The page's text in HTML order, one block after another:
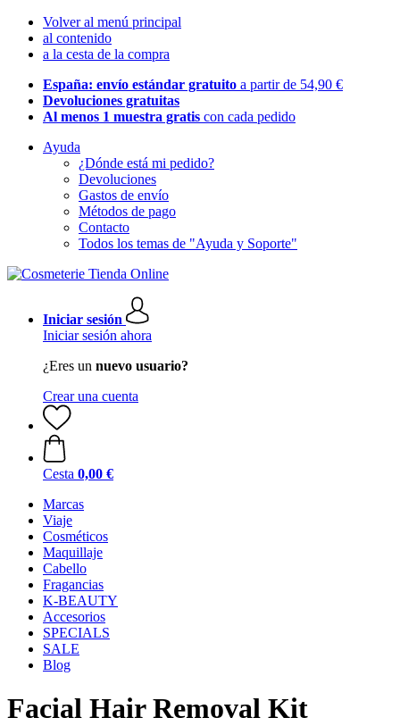
Volver al menú principal
al contenido
a la cesta de la compra
España: envío estándar gratuito a partir de 54,90 €
Devoluciones gratuitas
Al menos 1 muestra gratis con cada pedido
Ayuda
¿Dónde está mi pedido?
Devoluciones
Gastos de envío
Métodos de pago
Contacto
Todos los temas de "Ayuda y Soporte"
Iniciar sesión
Iniciar sesión ahora
¿Eres un nuevo usuario?
Crear una cuenta
Cesta 0,00 €
Marcas
Viaje
Cosméticos
Maquillaje
Cabello
Fragancias
K-BEAUTY
Accesorios
SPECIALS
SALE
Blog
Facial Hair Removal Kit